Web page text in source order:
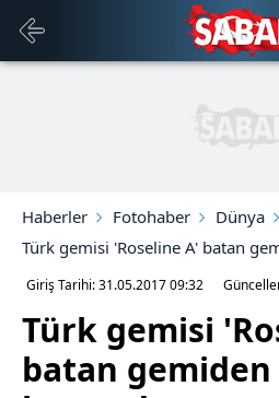
Haberler Fotohaber
Dünya
Türk gemisi 'Roseline A' batan
Giriş Tarihi: 31.05.201709:32
Türk gemisi
batan gemiden